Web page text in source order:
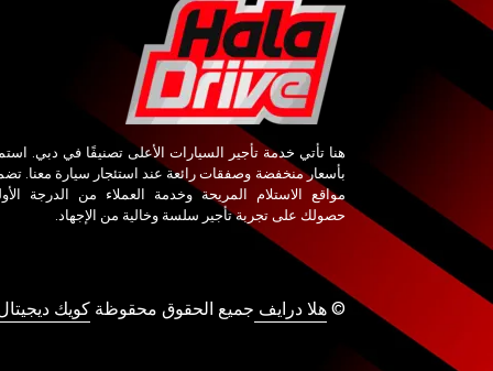
هنا تأتي خدمة تأجير السيارات الأعلى تصنيفًا في دبي.
بأسعار منخفضة وصفقات رائعة عند استئجار سيارة معنا.
مواقع الاستلام المريحة وخدمة العملاء من الدرجة
حصولك على تجربة تأجير سلسة وخالية من الإجهاد.
©هلا درايف جميع الحقوق محقوظةكويك